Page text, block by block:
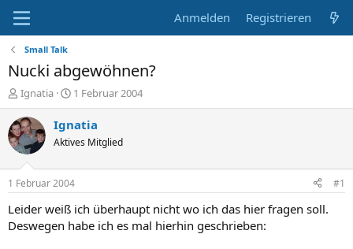
Anmelden Registrieren
Small Talk
Nucki abgewöhnen?
E
r
s
t
e
l
e
r
Ignatia
E
r
s
e
l
t
a
1 Februar 2004
Ignatia
Aktives Mitglied
1 Februar 2004 #1
Leider weiß ich überhaupt nicht wo ich das hier fragen soll.
Deswegen habe ich es mal hierhin geschrieben: